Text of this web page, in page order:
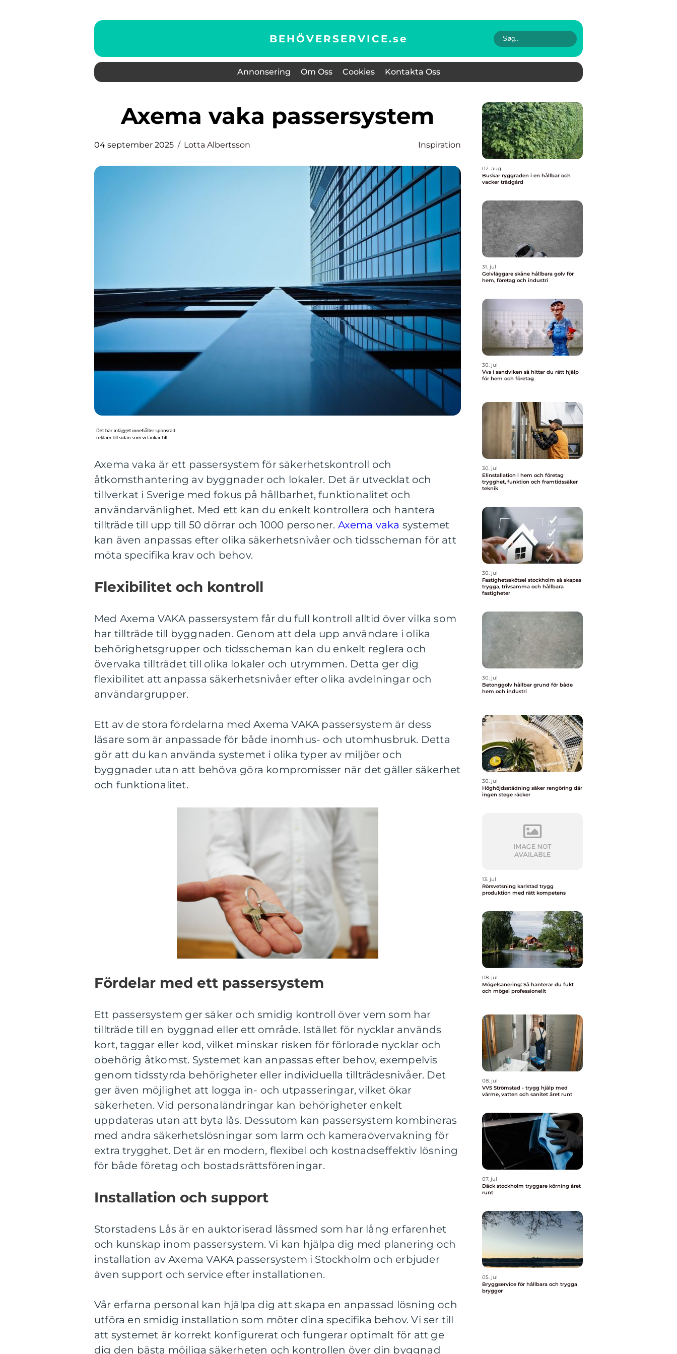
BEHÖVERSERVICE.se
Annonsering Om Oss Cookies Kontakta Oss
Axema vaka passersystem
04 september 2025 Lotta Albertsson Inspiration
Axema vaka är ett passersystem för säkerhetskontroll och
åtkomsthantering av byggnader och lokaler. Det är utvecklat och
tillverkat i Sverige med fokus på hållbarhet, funktionalitet och
användarvänlighet. Med ett kan du enkelt kontrollera och hantera
tillträde till upp till 50 dörrar och 1000 personer. Axema vaka systemet
kan även anpassas efter olika säkerhetsnivåer och tidsscheman för att
möta specifika krav och behov.
Flexibilitet och kontroll
Med Axema VAKA passersystem får du full kontroll alltid över vilka som
har tillträde till byggnaden. Genom att dela upp användare i olika
behörighetsgrupper och tidsscheman kan du enkelt reglera och
övervaka tillträdet till olika lokaler och utrymmen. Detta ger dig
flexibilitet att anpassa säkerhetsnivåer efter olika avdelningar och
användargrupper.
Ett av de stora fördelarna med Axema VAKA passersystem är dess
läsare som är anpassade för både inomhus- och utomhusbruk. Detta
gör att du kan använda systemet i olika typer av miljöer och
byggnader utan att behöva göra kompromisser när det gäller säkerhet
och funktionalitet.
Fördelar med ett passersystem
Ett passersystem ger säker och smidig kontroll över vem som har
tillträde till en byggnad eller ett område. Istället för nycklar används
kort, taggar eller kod, vilket minskar risken för förlorade nycklar och
obehörig åtkomst. Systemet kan anpassas efter behov, exempelvis
genom tidsstyrda behörigheter eller individuella tillträdesnivåer. Det
ger även möjlighet att logga in- och utpasseringar, vilket ökar
säkerheten. Vid personaländringar kan behörigheter enkelt
uppdateras utan att byta lås. Dessutom kan passersystem kombineras
med andra säkerhetslösningar som larm och kameraövervakning för
extra trygghet. Det är en modern, flexibel och kostnadseffektiv lösning
för både företag och bostadsrättsföreningar.
Installation och support
Storstadens Lås är en auktoriserad låssmed som har lång erfarenhet
och kunskap inom passersystem. Vi kan hjälpa dig med planering och
installation av Axema VAKA passersystem i Stockholm och erbjuder
även support och service efter installationen.
Vår erfarna personal kan hjälpa dig att skapa en anpassad lösning och
utföra en smidig installation som möter dina specifika behov. Vi ser till
att systemet är korrekt konfigurerat och fungerar optimalt för att ge
dig den bästa möjliga säkerheten och kontrollen över din byggnad
02. aug
Buskar ryggraden i en hållbar och
vacker trädgård
31. jul
Golvläggare skåne hållbara golv för
hem, företag och industri
30. jul
Vvs i sandviken så hittar du rätt hjälp
för hem och företag
30. jul
Elinstallation i hem och företag
trygghet, funktion och framtidssäker
teknik
30. jul
Fastighetsskötsel stockholm så skapas
trygga, trivsamma och hållbara
fastigheter
30. jul
Betonggolv hållbar grund för både
hem och industri
30. jul
Höghöjdsstädning säker rengöring där
ingen stege räcker
13. jul
Rörsvetsning karlstad trygg
produktion med rätt kompetens
08. jul
Mögelsanering: Så hanterar du fukt
och mögel professionellt
08. jul
VVS Strömstad - trygg hjälp med
värme, vatten och sanitet året runt
07. jul
Däck stockholm tryggare körning året
runt
05. jul
Bryggservice för hållbara och trygga
bryggor